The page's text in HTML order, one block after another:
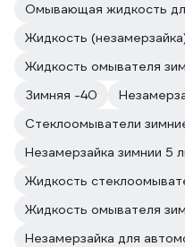
Омывающая жидкость
Жидкость
Жидкость омывателя
Зимняя -40
Стеклоомыватели
Незамерзайка зимнии 5
Жидкость
Жидкость омывателя
Незамерзайка для